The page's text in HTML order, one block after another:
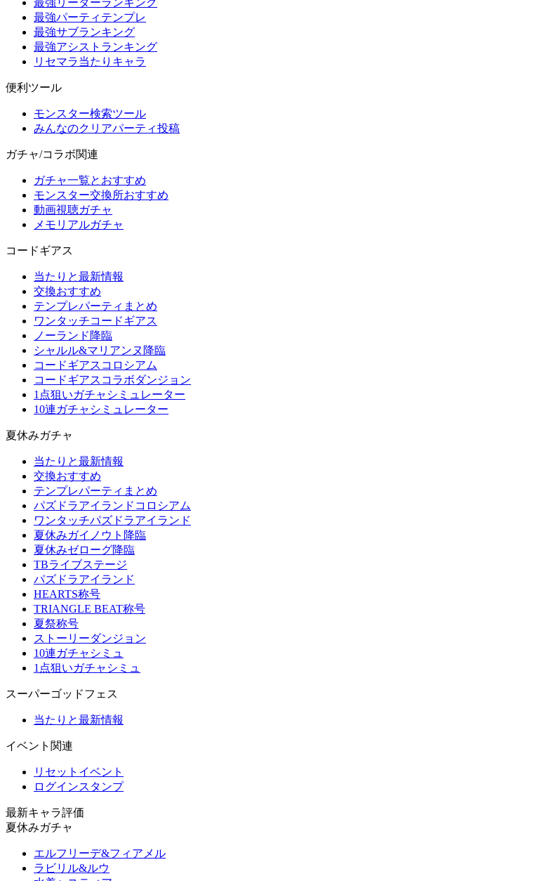
最強リーダーランキング
最強パーティテンプレ
最強サブランキング
最強アシストランキング
リセマラ当たりキャラ
便利ツール
モンスター検索ツール
みんなのクリアパーティ投稿
ガチャ/コラボ関連
ガチャ一覧とおすすめ
モンスター交換所おすすめ
動画視聴ガチャ
メモリアルガチャ
コードギアス
当たりと最新情報
交換おすすめ
テンプレパーティまとめ
ワンタッチコードギアス
ノーランド降臨
シャルル&マリアンヌ降臨
コードギアスコロシアム
コードギアスコラボダンジョン
1点狙いガチャシミュレーター
10連ガチャシミュレーター
夏休みガチャ
当たりと最新情報
交換おすすめ
テンプレパーティまとめ
パズドラアイランドコロシアム
ワンタッチパズドラアイランド
夏休みガイノウト降臨
夏休みゼローグ降臨
TBライブステージ
パズドラアイランド
HEARTS称号
TRIANGLE BEAT称号
夏祭称号
ストーリーダンジョン
10連ガチャシミュ
1点狙いガチャシミュ
スーパーゴッドフェス
当たりと最新情報
イベント関連
リセットイベント
ログインスタンプ
最新キャラ評価
夏休みガチャ
エルフリーデ&フィアメル
ラビリル&ルウ